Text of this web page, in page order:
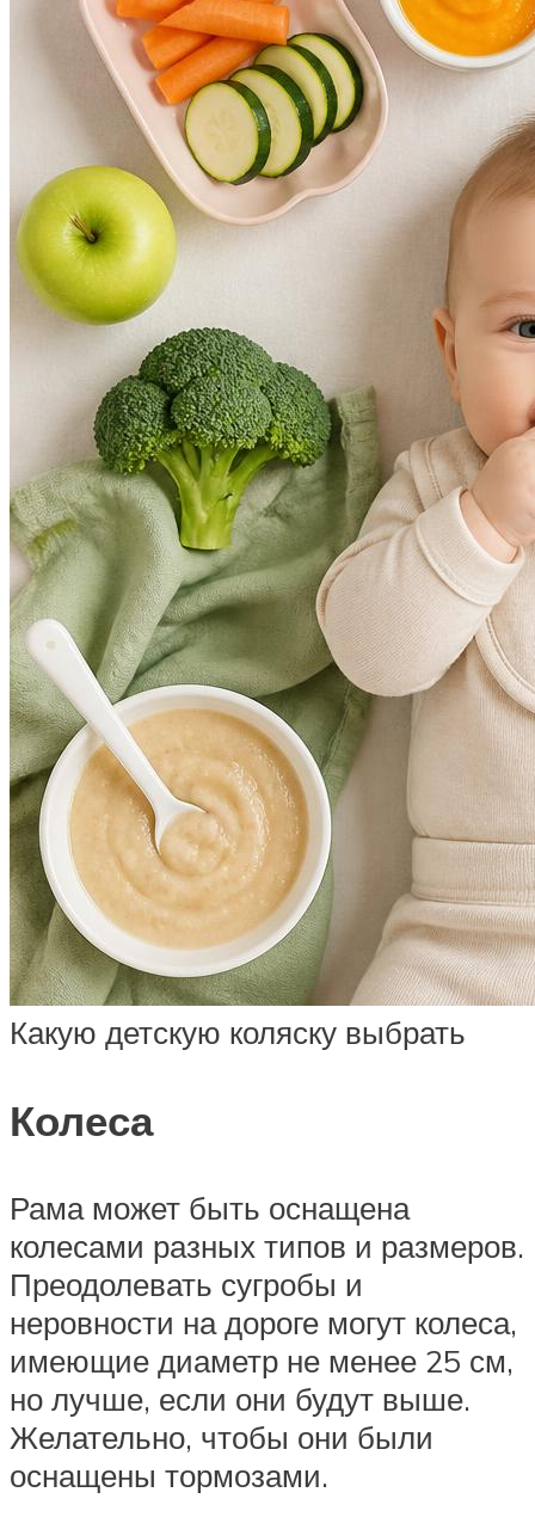
Какую детскую коляску выбрать
Колеса
Рама может быть оснащена
колесами разных типов и размеров.
Преодолевать сугробы и
неровности на дороге могут колеса,
имеющие диаметр не менее 25 см,
но лучше, если они будут выше.
Желательно, чтобы они были
оснащены тормозами.